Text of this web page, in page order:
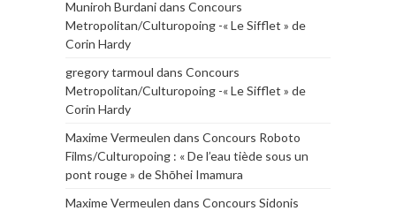
Muniroh Burdanidans Concours
Metropolitan/Culturopoing -« Le Sifflet » de
Corin Hardy
gregory tarmoul dans Concours
Metropolitan/Culturopoing -« Le Sifflet » de
Corin Hardy
Maxime Vermeulen dans Concours Roboto
Films/Culturopoing : « De l’eau tiède sous un
pont rouge » de Shōhei Imamura
Maxime Vermeulen dans Concours Sidonis